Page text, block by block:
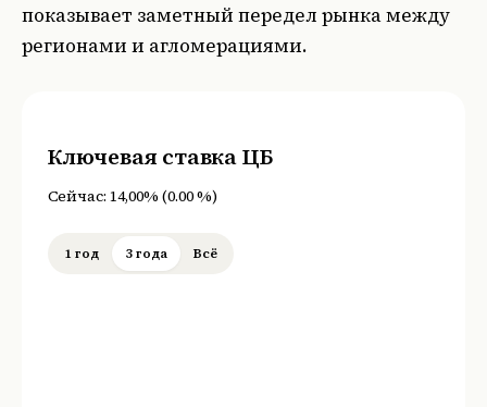
показывает заметный передел рынка между
регионами и агломерациями.
Ключевая ставка ЦБ
Сейчас: 14,00% (0.00%)
1 год 3 года Всё